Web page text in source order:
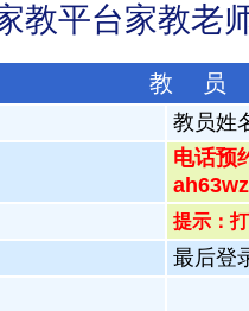
教平台家教老
教 员
教员姓
电话预
提示：
最后登